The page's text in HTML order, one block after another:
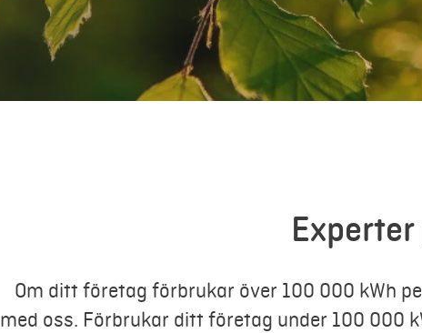
Om ditt företag förbrukar över 100 000 kWh
med oss. Förbrukar ditt företag under 100 000